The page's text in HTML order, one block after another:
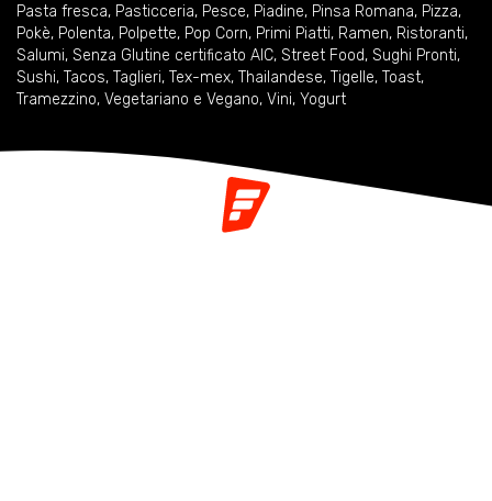
Pasta fresca, Pasticceria, Pesce, Piadine, Pinsa Romana, Pizza,
Pokè, Polenta, Polpette, Pop Corn, Primi Piatti, Ramen, Ristoranti,
Salumi, Senza Glutine certificato AIC, Street Food, Sughi Pronti,
Sushi, Tacos, Taglieri, Tex-mex, Thailandese, Tigelle, Toast,
Tramezzino, Vegetariano e Vegano, Vini, Yogurt